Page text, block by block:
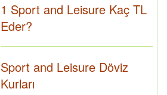
1 Sport and Leisure Kaç TL
Eder?
Sport and Leisure Döviz
Kurları